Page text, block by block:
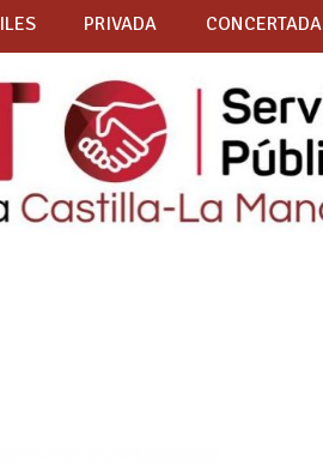
PRIVADA CONCERTADA